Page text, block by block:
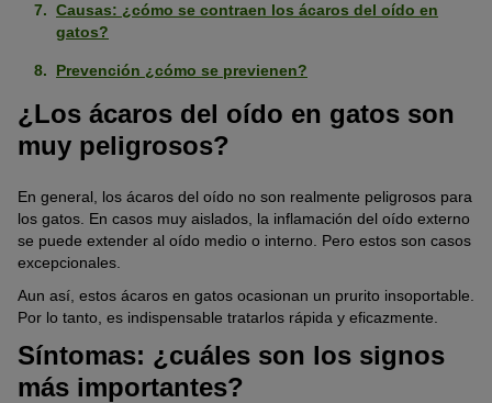
Causas: ¿cómo se contraen los ácaros del oído en
gatos?
Prevención ¿cómo se previenen?
¿Los ácaros del oído en gatos son
muy peligrosos?
En general, los ácaros del oído no son realmente peligrosos para
los gatos. En casos muy aislados, la inflamación del oído externo
se puede extender al oído medio o interno. Pero estos son casos
excepcionales.
Aun así, estos ácaros en gatos ocasionan un prurito insoportable.
Por lo tanto, es indispensable tratarlos rápida y eficazmente.
Síntomas: ¿cuáles son los signos
más importantes?